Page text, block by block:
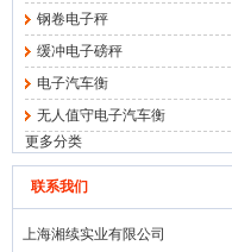
钢卷电子秤
缓冲电子磅秤
电子汽车衡
无人值守电子汽车衡
更多分类
联系我们
上海湘续实业有限公司